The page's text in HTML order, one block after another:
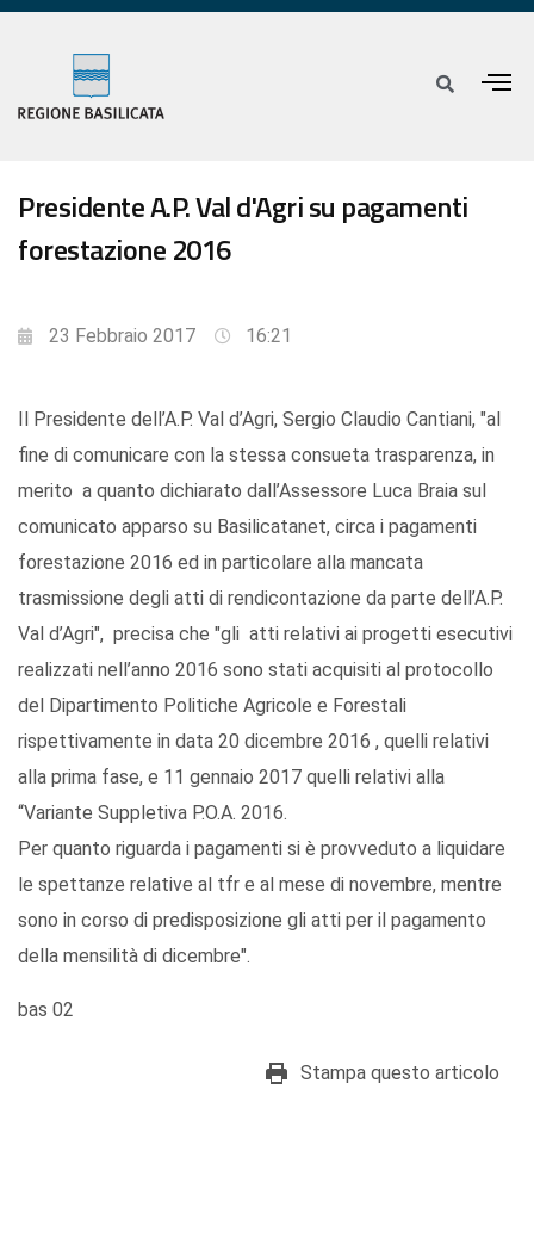
Presidente A.P. Val d'Agri su pagamenti
forestazione 2016
23 Febbraio 2017 16:21
Il Presidente dell’A.P. Val d’Agri, Sergio Claudio Cantiani, "al
fine di comunicare con la stessa consueta trasparenza, in
merito a quanto dichiarato dall’Assessore Luca Braia sul
comunicato apparso su Basilicatanet, circa i pagamenti
forestazione 2016 ed in particolare alla mancata
trasmissione degli atti di rendicontazione da parte dell’A.P.
Val d’Agri", precisa che "gli atti relativi ai progetti esecutivi
realizzati nell’anno 2016 sono stati acquisiti al protocollo
del Dipartimento Politiche Agricole e Forestali
rispettivamente in data 20 dicembre 2016 , quelli relativi
alla prima fase, e 11 gennaio 2017 quelli relativi alla
“Variante Suppletiva P.O.A. 2016.
Per quanto riguarda i pagamenti si è provveduto a liquidare
le spettanze relative al tfr e al mese di novembre, mentre
sono in corso di predisposizione gli atti per il pagamento
della mensilità di dicembre".
bas 02
Stampa questo articolo